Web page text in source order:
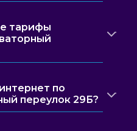
тарифы
по
переулок 29Б?